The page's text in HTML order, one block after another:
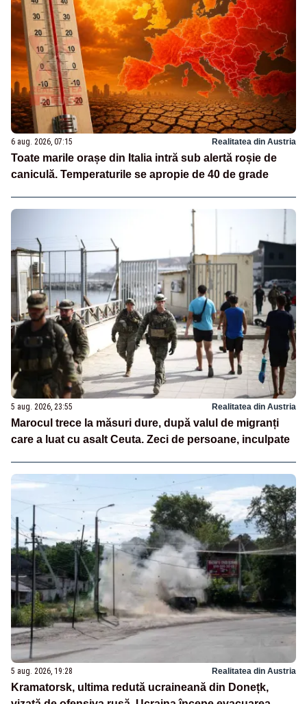
6 aug. 2026, 07:15 Realitatea din Austria
Toate marile orașe din Italia intră sub alertă roșie de
caniculă. Temperaturile se apropie de 40 de grade
5 aug. 2026, 23:55 Realitatea din Austria
Marocul trece la măsuri dure, după valul de migranți
care a luat cu asalt Ceuta. Zeci de persoane, inculpate
5 aug. 2026, 19:28 Realitatea din Austria
Kramatorsk, ultima redută ucraineană din Donețk,